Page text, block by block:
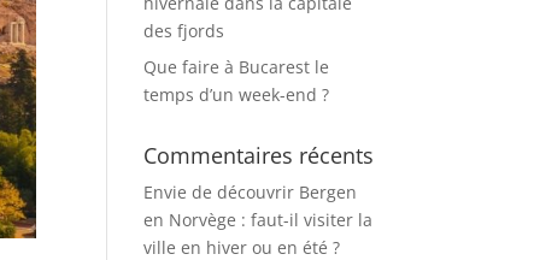
des fjords
Que faire à Bucarest le
temps d’un week-end ?
Commentaires récents
Envie de découvrir Bergen
en Norvège : faut-il visiter la
ville en hiver ou en été ?